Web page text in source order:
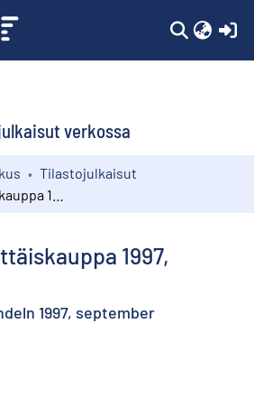
verkossa
Tilastojulkaisut
1997,
1997, september